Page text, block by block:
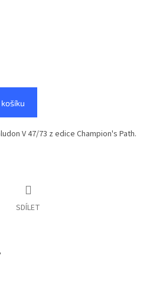
V 47/73 z edice Champion's Path.
SDÍLET